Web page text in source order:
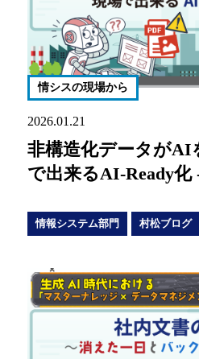
情シスの現場から
2026.01.21
非構造化データがAI
で出来るAI-Ready化
情報システム部門 村松ブログ